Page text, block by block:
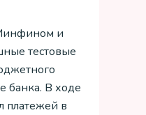
и
тестовые
банка. В ходе
платежей в